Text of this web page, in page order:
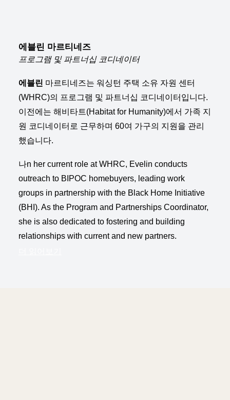
에블린 마르티네즈
프로그램 및 파트너십 코디네이터
에블린 마르티네즈는 워싱턴 주택 소유 자원 센터
(WHRC)의 프로그램 및 파트너십 코디네이터입니다.
이전에는 해비타트(Habitat for Humanity)에서 가족 지
원 코디네이터로 근무하며 60여 가구의 지원을 관리
했습니다.
나n her current role at WHRC, Evelin conducts
outreach to BIPOC homebuyers, leading work
groups in partnership with the Black Home Initiative
(BHI). As the Program and Partnerships Coordinator,
she is also dedicated to fostering and building
relationships with current and new partners.